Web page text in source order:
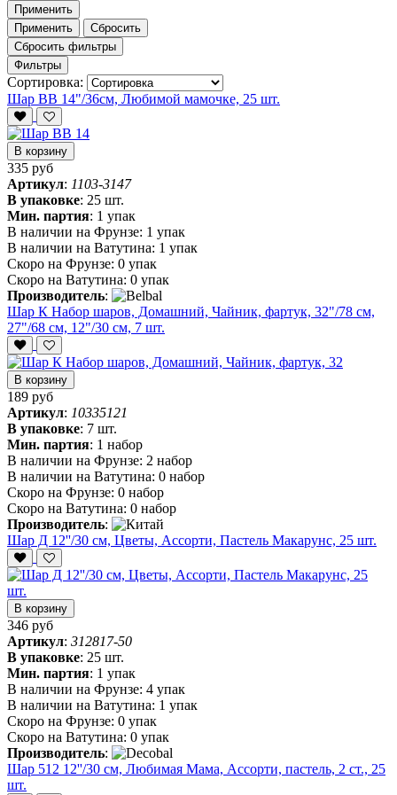
Применить
Применить
Сбросить
Сбросить фильтры
Фильтры
Сортировка:
Шар ВВ 14"/36см, Любимой мамочке, 25 шт.
В корзину
335 руб
Артикул: 1103-3147
В упаковке: 25 шт.
Мин. партия: 1 упак
В наличии на Фрунзе: 1 упак
В наличии на Ватутина: 1 упак
Скоро на Фрунзе: 0 упак
Скоро на Ватутина: 0 упак
Производитель:
Шар К Набор шаров, Домашний, Чайник, фартук, 32"/78 см,
27"/68 см, 12"/30 см, 7 шт.
В корзину
189 руб
Артикул: 10335121
В упаковке: 7 шт.
Мин. партия: 1 набор
В наличии на Фрунзе: 2 набор
В наличии на Ватутина: 0 набор
Скоро на Фрунзе: 0 набор
Скоро на Ватутина: 0 набор
Производитель:
Шар Д 12''/30 см, Цветы, Ассорти, Пастель Макарунс, 25 шт.
В корзину
346 руб
Артикул: 312817-50
В упаковке: 25 шт.
Мин. партия: 1 упак
В наличии на Фрунзе: 4 упак
В наличии на Ватутина: 1 упак
Скоро на Фрунзе: 0 упак
Скоро на Ватутина: 0 упак
Производитель:
Шар 512 12''/30 см, Любимая Мама, Ассорти, пастель, 2 ст., 25
шт.